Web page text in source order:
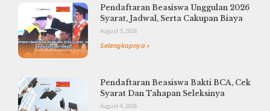
Pendaftaran Beasiswa Unggulan 2026
Syarat, Jadwal, Serta Cakupan Biaya
August 5, 2026
Selengkapnya »
Pendaftaran Beasiswa Bakti BCA, Cek
Syarat Dan Tahapan Seleksinya
August 4, 2026